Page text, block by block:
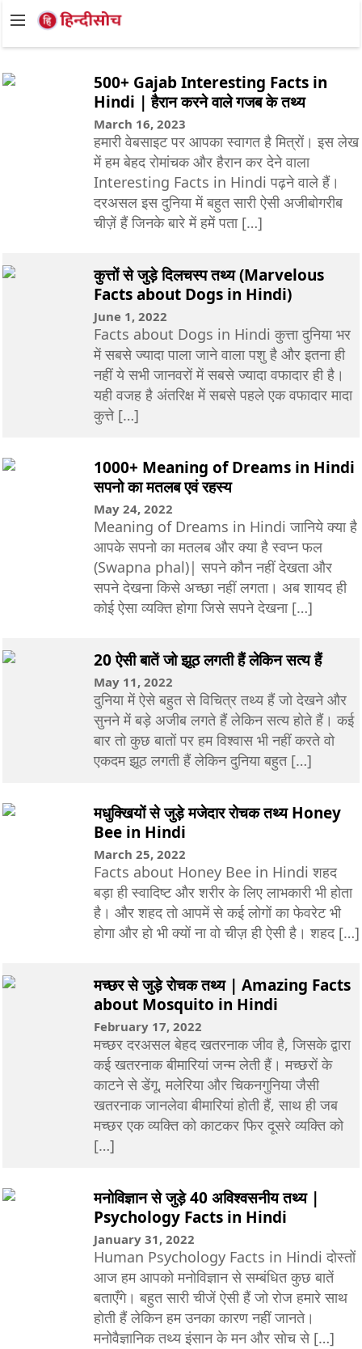
500+ Gajab Interesting Facts in
Hindi | हैरान करने वाले गजब के तथ्य
March 16, 2023
हमारी वेबसाइट पर आपका स्वागत है मित्रों। इस लेख
में हम बेहद रोमांचक और हैरान कर देने वाला
Interesting Facts in Hindi पढ़ने वाले हैं।
दरअसल इस दुनिया में बहुत सारी ऐसी अजीबोगरीब
चीज़ें हैं जिनके बारे में हमें पता […]
कुत्तों से जुड़े दिलचस्प तथ्य (Marvelous
Facts about Dogs in Hindi)
June 1, 2022
Facts about Dogs in Hindi कुत्ता दुनिया भर
में सबसे ज्यादा पाला जाने वाला पशु है और इतना ही
नहीं ये सभी जानवरों में सबसे ज्यादा वफादार ही है।
यही वजह है अंतरिक्ष में सबसे पहले एक वफादार मादा
कुत्ते […]
1000+ Meaning of Dreams in Hindi
सपनो का मतलब एवं रहस्य
May 24, 2022
Meaning of Dreams in Hindi जानिये क्या है
आपके सपनो का मतलब और क्या है स्वप्न फल
(Swapna phal)| सपने कौन नहीं देखता और
सपने देखना किसे अच्छा नहीं लगता। अब शायद ही
कोई ऐसा व्यक्ति होगा जिसे सपने देखना […]
20 ऐसी बातें जो झूठ लगती हैं लेकिन सत्य हैं
May 11, 2022
दुनिया में ऐसे बहुत से विचित्र तथ्य हैं जो देखने और
सुनने में बड़े अजीब लगते हैं लेकिन सत्य होते हैं। कई
बार तो कुछ बातों पर हम विश्वास भी नहीं करते वो
एकदम झूठ लगती हैं लेकिन दुनिया बहुत […]
मधुक्खियों से जुड़े मजेदार रोचक तथ्य Honey
Bee in Hindi
March 25, 2022
Facts about Honey Bee in Hindi शहद
बड़ा ही स्वादिष्ट और शरीर के लिए लाभकारी भी होता
है। और शहद तो आपमें से कई लोगों का फेवरेट भी
होगा और हो भी क्यों ना वो चीज़ ही ऐसी है। शहद […]
मच्छर से जुड़े रोचक तथ्य | Amazing Facts
about Mosquito in Hindi
February 17, 2022
मच्छर दरअसल बेहद खतरनाक जीव है, जिसके द्वारा
कई खतरनाक बीमारियां जन्म लेती हैं। मच्छरों के
काटने से डेंगू, मलेरिया और चिकनगुनिया जैसी
खतरनाक जानलेवा बीमारियां होती हैं, साथ ही जब
मच्छर एक व्यक्ति को काटकर फिर दूसरे व्यक्ति को
[…]
मनोविज्ञान से जुड़े 40 अविश्वसनीय तथ्य |
Psychology Facts in Hindi
January 31, 2022
Human Psychology Facts in Hindi दोस्तों
आज हम आपको मनोविज्ञान से सम्बंधित कुछ बातें
बताएँगे। बहुत सारी चीजें ऐसी हैं जो रोज हमारे साथ
होती हैं लेकिन हम उनका कारण नहीं जानते।
मनोवैज्ञानिक तथ्य इंसान के मन और सोच से […]